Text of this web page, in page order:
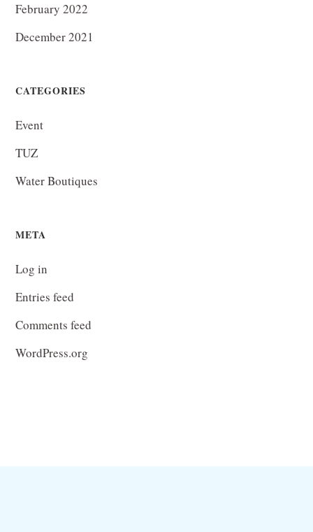
February 2022
December 2021
CATEGORIES
Event
TUZ
Water Boutiques
META
Log in
Entries feed
Comments feed
WordPress.org